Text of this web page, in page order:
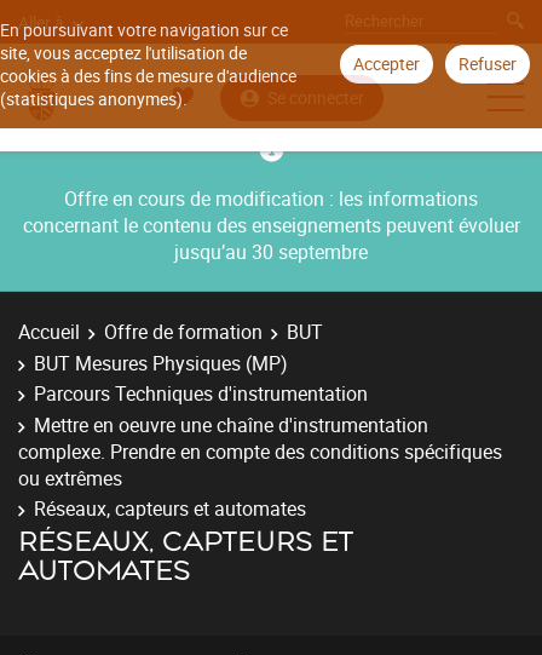
En poursuivant votre navigation sur ce
site, vous acceptez l'utilisation de
cookies à des fins de mesure d'audience
(statistiques anonymes).
Accepter Refuser
Aller à
Se connecter
Offre en cours de modification : les informations
concernant le contenu des enseignements peuvent évoluer
jusqu’au 30 septembre
Accueil Offre de formation
BUT
BUT Mesures Physiques (MP)
Parcours Techniques d'instrumentation
Mettre en oeuvre une chaîne d'instrumentation
complexe. Prendre en compte des conditions spécifiques
ou extrêmes
Réseaux, capteurs et automates
RÉSEAUX, CAPTEURS ET
AUTOMATES